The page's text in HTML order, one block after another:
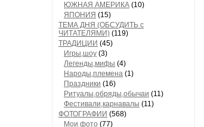
ЮЖНАЯ АМЕРИКА (10)
ЯПОНИЯ (15)
ТЕМА ДНЯ (ОБСУДИТЬ с
ЧИТАТЕЛЯМИ) (119)
ТРАДИЦИИ (45)
Игры,шоу (3)
Легенды,мифы (4)
Народы,племена (1)
Праздники (16)
Ритуалы,обряды,обычаи (11)
Фестивали,карнавалы (11)
ФОТОГРАФИИ (568)
Мои фото (77)